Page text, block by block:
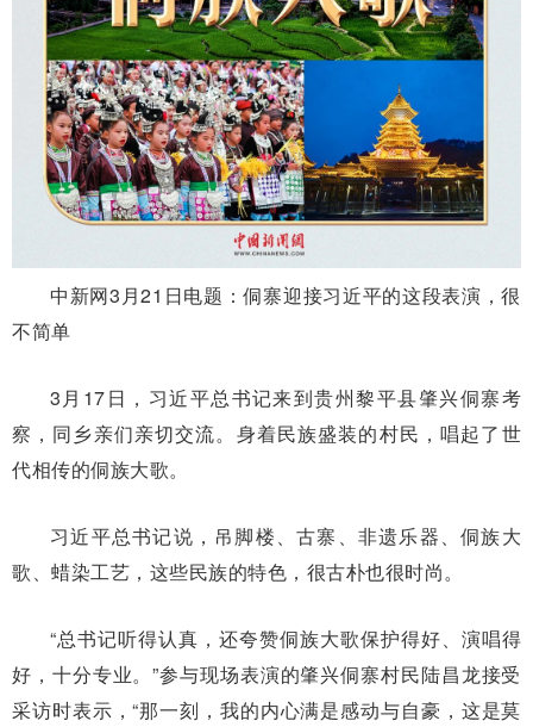
中新网3月21日电题：侗寨迎接习近平的这段表演，很
不简单
3月17日，习近平总书记来到贵州黎平县肇兴侗寨考
察，同乡亲们亲切交流。身着民族盛装的村民，唱起了世
代相传的侗族大歌。
习近平总书记说，吊脚楼、古寨、非遗乐器、侗族大
歌、蜡染工艺，这些民族的特色，很古朴也很时尚。
“总书记听得认真，还夸赞侗族大歌保护得好、演唱得
好，十分专业。”参与现场表演的肇兴侗寨村民陆昌龙接受
采访时表示，“那一刻，我的内心满是感动与自豪，这是莫